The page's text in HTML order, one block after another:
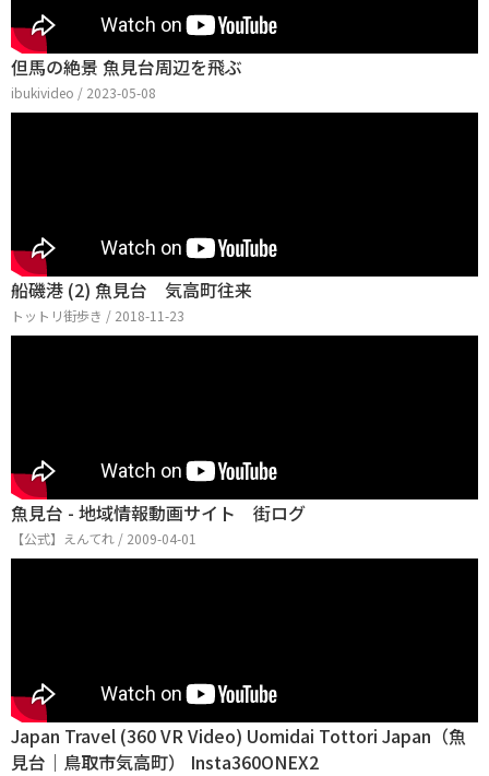
但馬の絶景 魚見台周辺を飛ぶ
ibukivideo / 2023-05-08
船磯港 (2) 魚見台 気高町往来
トットリ街歩き / 2018-11-23
魚見台 - 地域情報動画サイト 街ログ
【公式】えんてれ / 2009-04-01
Japan Travel (360 VR Video) Uomidai Tottori Japan（魚
見台｜鳥取市気高町） Insta360ONEX2​